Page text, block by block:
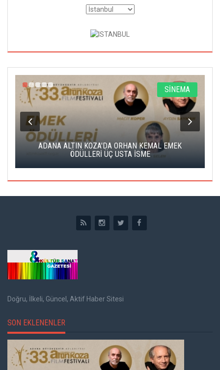
SİNEMA
ADANA ALTIN KOZA'DA ORHAN KEMAL EMEK
ÖDÜLLERİ ÜÇ USTA İSME
Doğru, İlkeli, Güncel, Aktif Haber Sitesi
SON EKLENENLER